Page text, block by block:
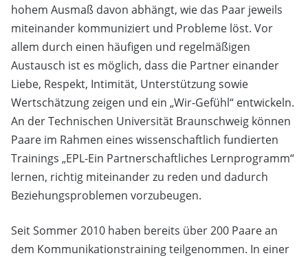
hohem Ausmaß davon abhängt, wie das Paar jeweils
miteinander kommuniziert und Probleme löst. Vor
allem durch einen häufigen und regelmäßigen
Austausch ist es möglich, dass die Partner einander
Liebe, Respekt, Intimität, Unterstützung sowie
Wertschätzung zeigen und ein „Wir-Gefühl“ entwickeln.
An der Technischen Universität Braunschweig können
Paare im Rahmen eines wissenschaftlich fundierten
Trainings „EPL-Ein Partnerschaftliches Lernprogramm“
lernen, richtig miteinander zu reden und dadurch
Beziehungsproblemen vorzubeugen.
Seit Sommer 2010 haben bereits über 200 Paare an
dem Kommunikationstraining teilgenommen. In einer